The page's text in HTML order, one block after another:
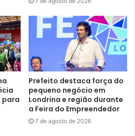
para 85 escolas da rede
alunos do 1° ao 5° ano no
para
Prefeito destaca força do
pequeno negócio em
Londrina e região durante
a Feira do Empreendedor
7 de agosto de 2026